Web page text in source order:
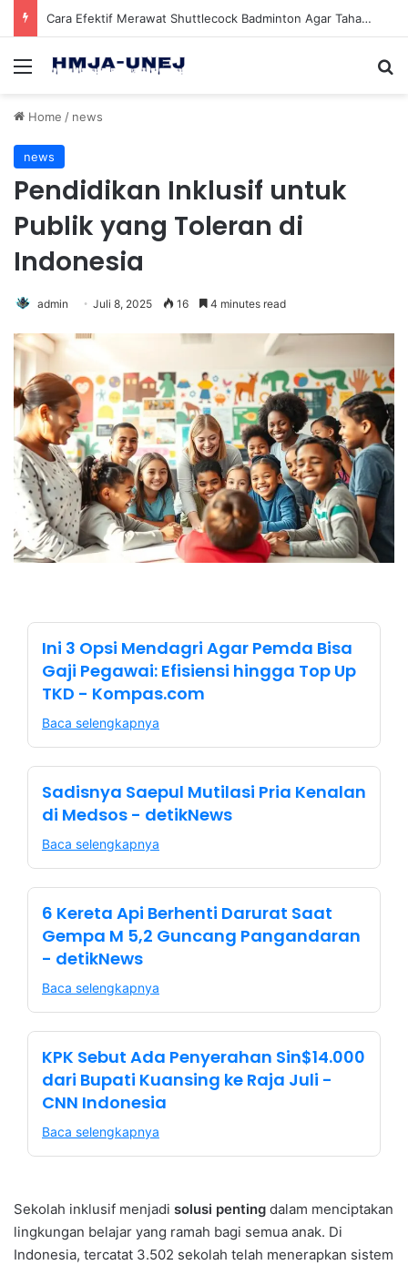
Cara Efektif Merawat Shuttlecock Badminton Agar Tahan Lama Saat Digunakan
Menu
Home / news
news
Pendidikan Inklusif untuk
Publik yang Toleran di
Indonesia
admin Juli 8, 2025 16 4 minutes read
Ini 3 Opsi Mendagri Agar Pemda Bisa
Gaji Pegawai: Efisiensi hingga Top Up
TKD - Kompas.com
Baca selengkapnya
Sadisnya Saepul Mutilasi Pria Kenalan
di Medsos - detikNews
Baca selengkapnya
6 Kereta Api Berhenti Darurat Saat
Gempa M 5,2 Guncang Pangandaran
- detikNews
Baca selengkapnya
KPK Sebut Ada Penyerahan Sin$14.000
dari Bupati Kuansing ke Raja Juli -
CNN Indonesia
Baca selengkapnya
Sekolah inklusif menjadi solusi penting dalam menciptakan
lingkungan belajar yang ramah bagi semua anak. Di
Indonesia, tercatat 3.502 sekolah telah menerapkan sistem